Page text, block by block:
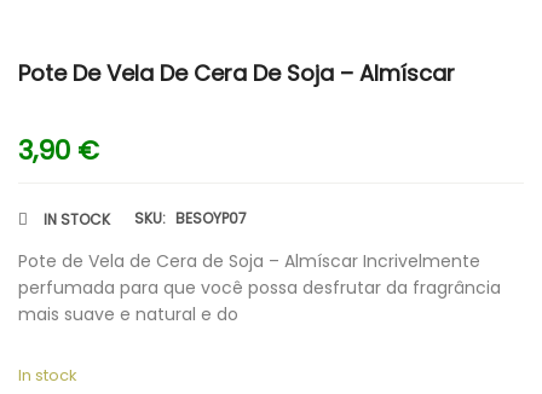
Pote De Vela De Cera De Soja – Almíscar
3,90 €
IN STOCK SKU: BESOYP07
Pote de Vela de Cera de Soja – Almíscar Incrivelmente
perfumada para que você possa desfrutar da fragrância
mais suave e natural e do
In stock